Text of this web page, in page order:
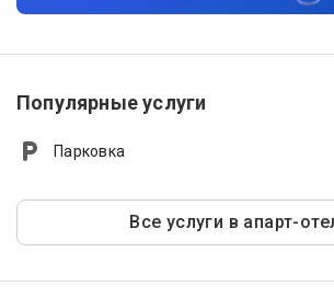
Популярные услуги
Парковка
Все услуги в апарт-